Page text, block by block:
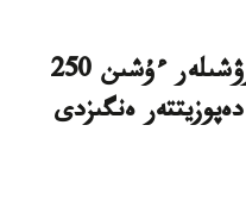
ا ق ش كەيبىر ءوتىنىش بەرۋشىلەر ءۇشىن 250
ەنگىزدى